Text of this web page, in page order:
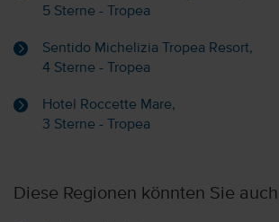
5 Sterne - Tropea
Sentido Michelizia Tropea Resort,
4 Sterne - Tropea
Hotel Roccette Mare,
3 Sterne - Tropea
Diese Regionen könnten Sie